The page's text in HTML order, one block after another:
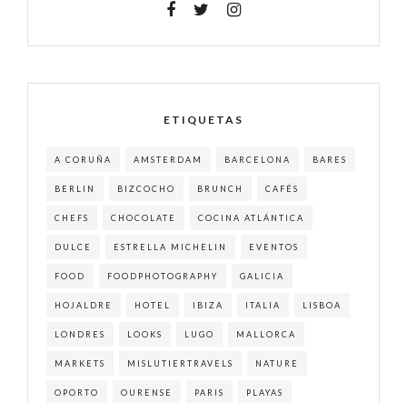
ETIQUETAS
A CORUÑA AMSTERDAM BARCELONA BARES
BERLIN BIZCOCHO BRUNCH CAFÉS
CHEFS CHOCOLATE COCINA ATLÁNTICA
DULCE ESTRELLA MICHELIN EVENTOS
FOOD FOODPHOTOGRAPHY GALICIA
HOJALDRE HOTEL IBIZA ITALIA LISBOA
LONDRES LOOKS LUGO MALLORCA
MARKETS MISLUTIERTRAVELS NATURE
OPORTO OURENSE PARIS PLAYAS